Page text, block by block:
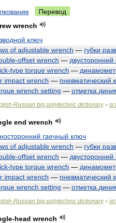
Перевод
wrench
ключ
of adjustable wrench — губки
-offset wrench — двусторонний
-type torque wrench —
impact wrench — пневматический
wrench setting — отметка
-Russian big polytechnic dictionary>
end wrench
гаечный ключ
of adjustable wrench — губки
-offset wrench — двусторонний
-type torque wrench —
impact wrench — пневматический
wrench setting — отметка
-Russian big polytechnic dictionary>
-head wrench